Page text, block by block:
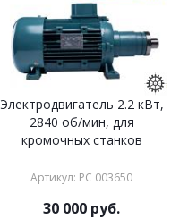
Электродвигатель 2.2 кВт,
2840 об/мин, для
кромочных станков
Артикул: РС 003650
30 000 руб.